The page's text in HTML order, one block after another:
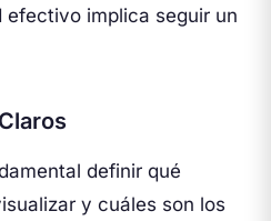
efectivo implica seguir un
definir qué
y cuáles son los